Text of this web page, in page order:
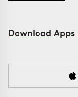
Download Apps